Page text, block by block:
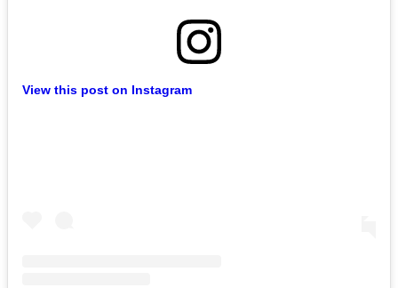
View this post on Instagram